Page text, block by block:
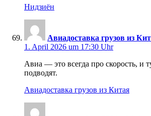
Нидзиён
Авиадоставка грузов из
1. April 2026 um 17:30 Uhr
Авиа — это всегда про скорость, и
подводят.
Авиадоставка грузов из Китая